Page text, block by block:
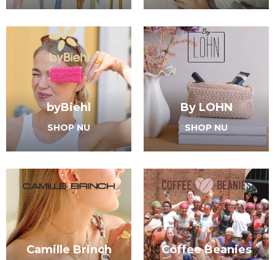
byBiehl
SHOP NU
By LOHN
SHOP NU
Camille Brinch Coffee Beanies